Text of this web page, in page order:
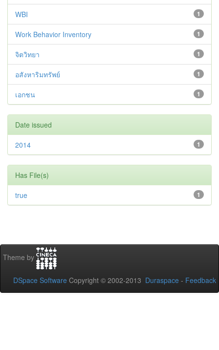
1
WBI
1
Work Behavior Inventory
1
จิตวิทยา
1
อสังหาริมทรัพย์
1
เอกชน
Date issued
1
2014
Has File(s)
1
true
Theme by
DSpace Software Copyright © 2002-2013 Duraspace - Feedback